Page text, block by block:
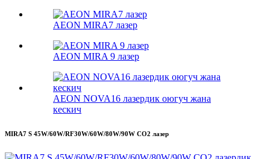
AEON MIRA7 лазер
AEON MIRA 9 лазер
AEON NOVA16 лазердик оюгуч жана
кескич
MIRA7 S 45W/60W/RF30W/60W/80W/90W CO2 лазер